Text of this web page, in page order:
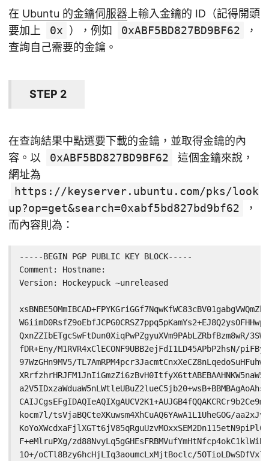
在 Ubuntu 的金鑰伺服器上輸入金鑰的 ID（記得開頭
要加上
0x ），例如 0xABF5BD827BD9BF62
，
查詢自己需要的金鑰。
STEP 2
在查詢結果中點選要下載的金鑰，並取得金鑰的內
容。以
0xABF5BD827BD9BF62
這個金鑰來說，
網址為
https://keyserver.ubuntu.com/pks/look
up?op=get&search=0xabf5bd827bd9bf62
，
而內容則為：
-----BEGIN PGP PUBLIC KEY BLOCK-----
Comment: Hostname:
Version: Hockeypuck ~unreleased
QxnZZIbETgcSwFtDun0XiqPwPZgyuXVm9PAbLZRbfBzm8wR/
fDR+Eny/M1RVR4xClECONF9UBB2ejFdI1LD45APbP2hsN/
97WzGHn9MV5/
kocm7l/tsVjaBQCteXKuwsm4XhCuAQ6YAwA1L1UheGOG/
F+eMlruPXg/
1O+/oCTl8Bzy6hcHjLIq3aoumcLxMjtBoclc/